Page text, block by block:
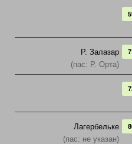
Р. Залазар
(пас: Р. Орта)
Лагербельке
(пас: не указан)